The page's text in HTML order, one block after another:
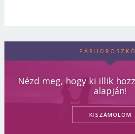
Nézd meg, hogy ki illik
alapján!
KISZÁMOLOM